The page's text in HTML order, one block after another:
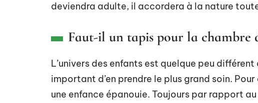
deviendra adulte, il accordera à la nature
Faut-il un tapis pour la chambre
L’univers des enfants est quelque peu
important d’en prendre le plus grand soin.
une enfance épanouie. Toujours par rapport